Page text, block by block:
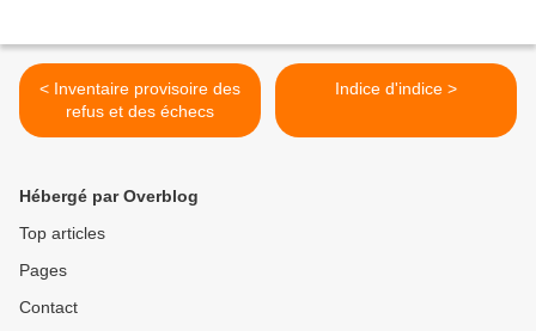
< Inventaire provisoire des
refus et des échecs
Indice d'indice >
Hébergé par Overblog
Top articles
Pages
Contact